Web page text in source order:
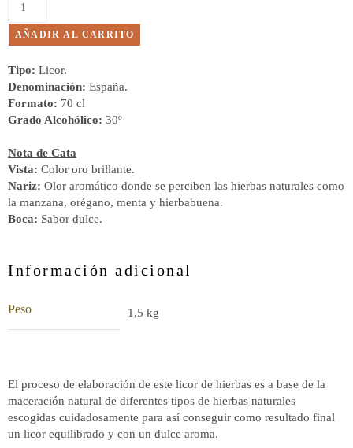
AÑADIR AL CARRITO
Tipo: Licor.
Denominación: España.
Formato: 70 cl
Grado Alcohólico: 30º
Nota de Cata
Vista: Color oro brillante.
Nariz: Olor aromático donde se perciben las hierbas naturales como
la manzana, orégano, menta y hierbabuena.
Boca: Sabor dulce.
Información adicional
Peso 1,5 kg
El proceso de elaboración de este licor de hierbas es a base de la
maceración natural de diferentes tipos de hierbas naturales
escogidas cuidadosamente para así conseguir como resultado final
un licor equilibrado y con un dulce aroma.